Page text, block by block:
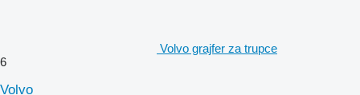
Volvo grajfer za trupce
6
Volvo